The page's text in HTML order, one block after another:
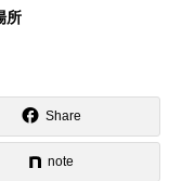
所
Share
note